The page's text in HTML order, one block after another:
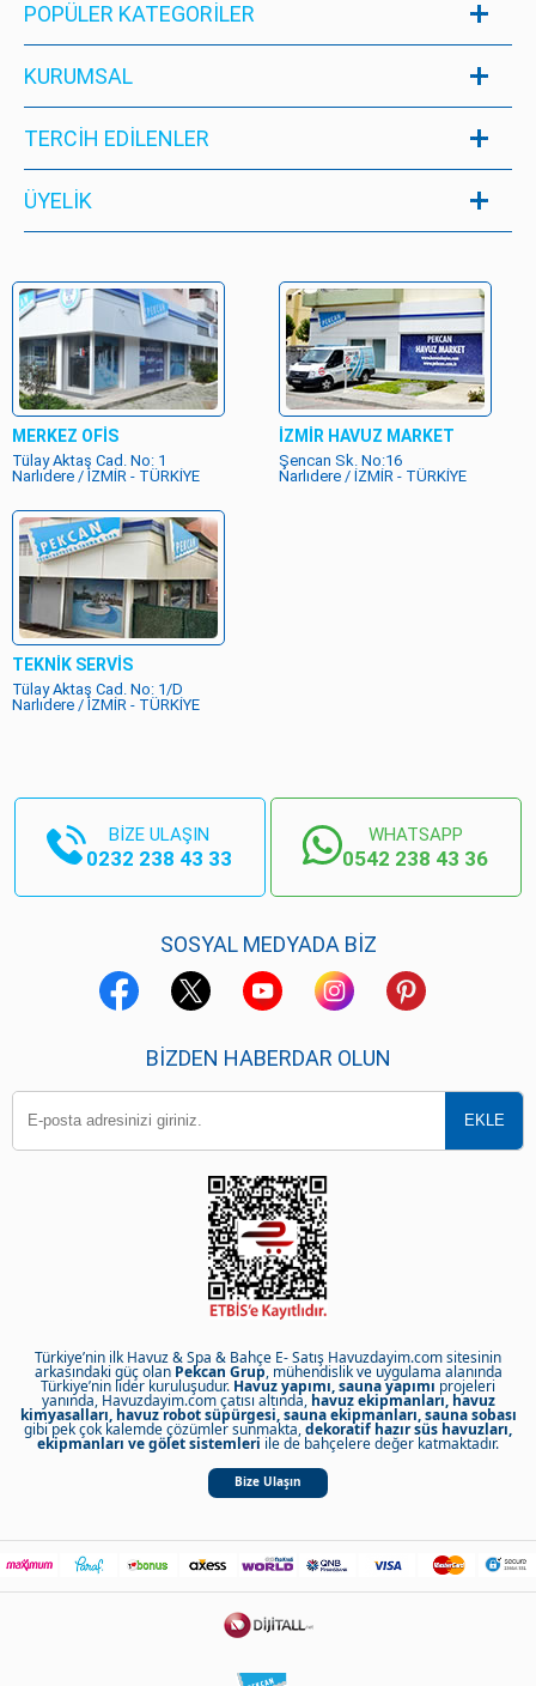
POPÜLER KATEGORILER
KURUMSAL
TERCİH EDİLENLER
ÜYELIK
MERKEZ OFİS
Tülay Aktaş Cad. No: 1
Narlıdere / İZMİR - TÜRKİYE
İZMİR HAVUZ MARKET
Şencan Sk. No:16
Narlıdere / İZMİR - TÜRKİYE
TEKNİK SERVİS
Tülay Aktaş Cad. No: 1/D
Narlıdere / İZMİR - TÜRKİYE
BİZE ULAŞIN
0232 238 43 33
WHATSAPP
0542 238 43 36
SOSYAL MEDYADA BİZ
BIZDEN HABERDAR OLUN
Türkiye’nin ilk Havuz & Spa & Bahçe E- Satış Havuzdayim.com sitesinin
arkasındaki güç olan Pekcan Grup, mühendislik ve uygulama alanında
Türkiye’nin lider kuruluşudur. Havuz yapımı, sauna yapımı projeleri
yanında, Havuzdayim.com çatısı altında, havuz ekipmanları, havuz
kimyasalları, havuz robot süpürgesi, sauna ekipmanları, sauna sobası
gibi pek çok kalemde çözümler sunmakta,dekoratif hazır süs havuzları,
ekipmanları ve gölet sistemleri ile de bahçelere değer katmaktadır.
Bize Ulaşın